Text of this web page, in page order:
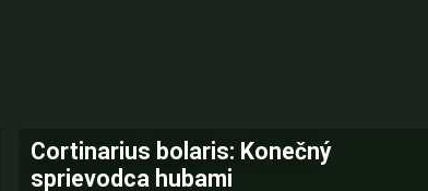
Cortinarius bolaris: Konečný
sprievodca hubami